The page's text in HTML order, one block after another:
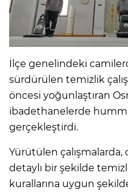
İlçe genelindeki
sürdürülen temizlik
öncesi yoğunlaştıran
ibadethanelerde
gerçekleştirdi.
Yürütülen çalışmalarda,
detaylı bir şekilde
kurallarına uygun